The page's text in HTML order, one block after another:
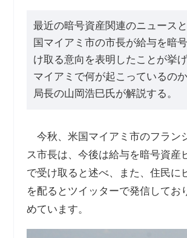
最近の暗号資産関連のニュース
国マイアミ市の市長が給与を暗
け取る意向を表明したことが挙げ
マイアミで何が起こっているの
局長の山岡浩巳氏が解説する。
今秋、米国マイアミ市のフラン
ス市長は、今後は給与を暗号資産
で受け取ると述べ、また、住民に
を配るとツイッターで発信してお
めています。